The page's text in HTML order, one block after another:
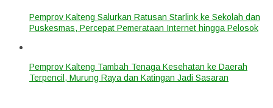
Pemprov Kalteng Salurkan Ratusan Starlink ke Sekolah dan
Puskesmas, Percepat Pemerataan Internet hingga Pelosok
Pemprov Kalteng Tambah Tenaga Kesehatan ke Daerah
Terpencil, Murung Raya dan Katingan Jadi Sasaran